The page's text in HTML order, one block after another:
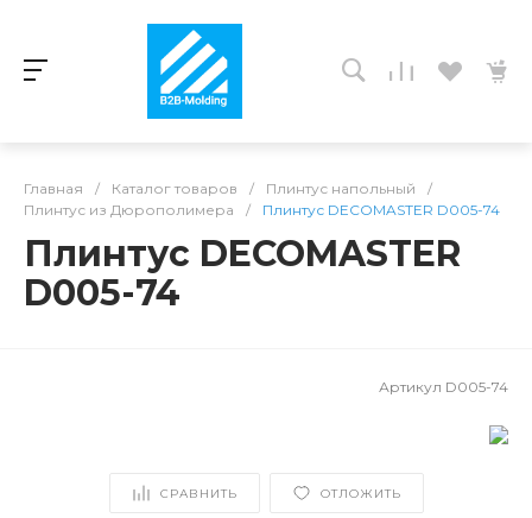
Главная / Каталог товаров / Плинтус напольный
/
Плинтус из Дюрополимера
/ Плинтус DECOMASTER D005-74
Плинтус DECOMASTER
D005-74
Артикул D005-74
СРАВНИТЬ ОТЛОЖИТЬ